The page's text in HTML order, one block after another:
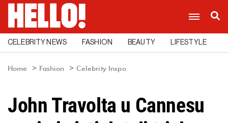
CELEBRITY NEWS FASHION BEAUTY LIFESTYLE
Home Fashion Celebrity Inspo
John Travolta u Cannesu